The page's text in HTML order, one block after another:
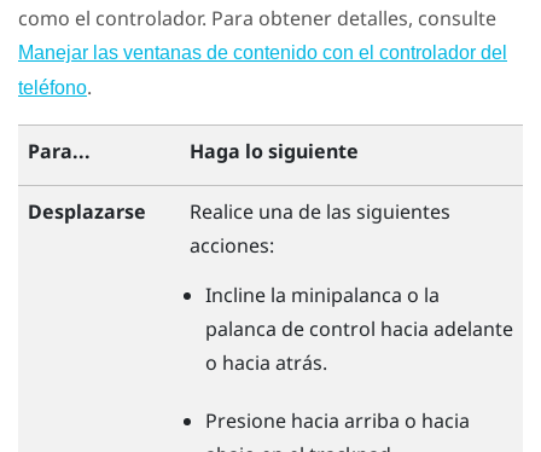
como el controlador. Para obtener detalles, consulte
Manejar las ventanas de contenido con el controlador del
teléfono.
Para... Haga lo siguiente
Desplazarse
Realice una de las siguientes
acciones:
Incline la minipalanca o la
palanca de control hacia adelante
o hacia atrás.
Presione hacia arriba o hacia